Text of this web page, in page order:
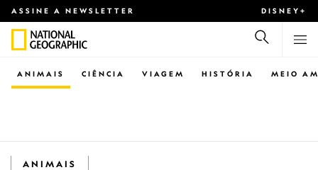
ASSINE A NEWSLETTER DISNEY+
CIÊNCIA VIAGEM
ANIMAIS HISTÓRIA MEIO
ANIMAIS